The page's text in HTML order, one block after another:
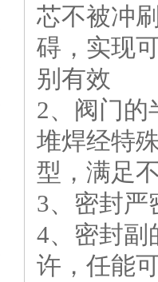
芯不被冲
碍，实现
别有效
2、阀门的
堆焊经特
型，满足
3、密封严
4、密封副
许，任能